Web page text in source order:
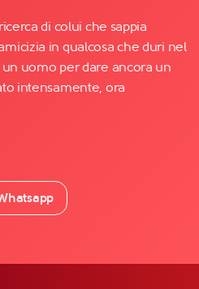
di colui che sappia
in qualcosa che duri nel
uomo per dare ancora un
intensamente, ora